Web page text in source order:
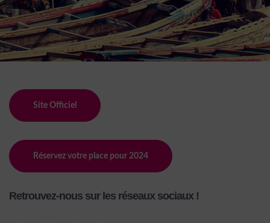
Site Officiel
Réservez votre place pour 2024
Retrouvez-nous sur les réseaux sociaux !